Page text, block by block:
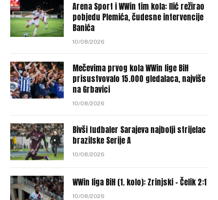
Arena Sport i WWin tim kola: Ilić režirao
pobjedu Plemića, čudesne intervencije
Banića
10/08/2026
Mečevima prvog kola WWin lige BiH
prisustvovalo 15.000 gledalaca, najviše
na Grbavici
10/08/2026
Bivši fudbaler Sarajeva najbolji strijelac
brazilske Serije A
10/08/2026
WWin liga BiH (1. kolo): Zrinjski – Čelik 2:1
10/08/2026